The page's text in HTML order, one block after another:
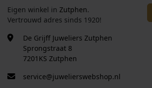
Eigen winkel in Zutphen.
Vertrouwd adres sinds 1920!
De Grijff Juweliers Zutphen
Sprongstraat 8
7201KS Zutphen
service@juwelierswebshop.nl